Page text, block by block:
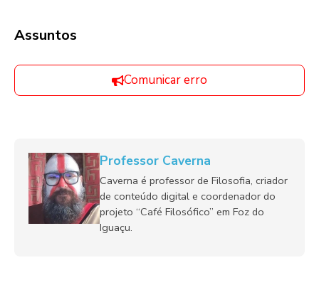
Assuntos
Comunicar erro
Professor Caverna
Caverna é professor de Filosofia, criador
de conteúdo digital e coordenador do
projeto “Café Filosófico” em Foz do
Iguaçu.